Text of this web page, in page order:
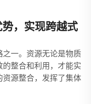
，实现跨越式
一。资源无论是物质
整合和利用，才能实
源整合，发挥了集体